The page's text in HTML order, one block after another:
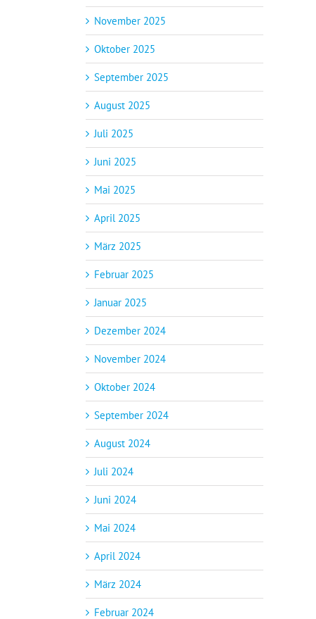
November 2025
Oktober 2025
September 2025
August 2025
Juli 2025
Juni 2025
Mai 2025
April 2025
März 2025
Februar 2025
Januar 2025
Dezember 2024
November 2024
Oktober 2024
September 2024
August 2024
Juli 2024
Juni 2024
Mai 2024
April 2024
März 2024
Februar 2024